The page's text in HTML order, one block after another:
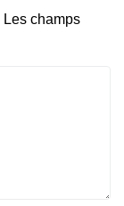
Les champs